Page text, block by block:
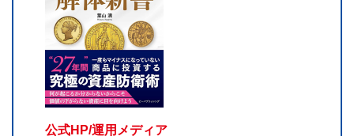
公式HP/運用メディア